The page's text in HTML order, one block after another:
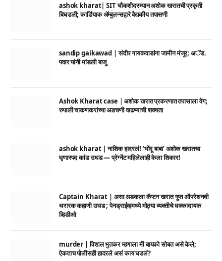
ashok kharat| SIT चौकशीदरम्यान अशोक खरातची प्रकृती
बिघडली; कार्डियाक ॲम्बुलन्सद्वारे वैद्यकीय तपासणी
sandip gaikawad | संदीप गायकवाडांना जामीन मंजूर; अॅड.
पवार यांनी मांडली बाजू
Ashok Kharat case | अशोक खरात प्रकरणात तपासाला वेग;
रुपाली चाकणकरांच्या अडचणी वाढण्याची शक्यता
ashok kharat | नाशिक हादरलं! ‘भोंदू बाबा’ अशोक खरातचा
घृणास्पद कांड उघड — प्रेग्नेंट महिलेलाही केला शिकार!
Captain Kharat | असा अडकला कॅप्टन खरात गुप्त ऑपरेशनची
थरारक कहाणी उघड ; पेनड्राईव्हमध्ये मोठ्या व्यक्तीचे धक्कादायक
व्हिडीओ
murder | विशाल भुतकर म्हणाला मी बायको सोबत असे केले;
ऐकताच पोलीसही हादरले असं काय घडलं?